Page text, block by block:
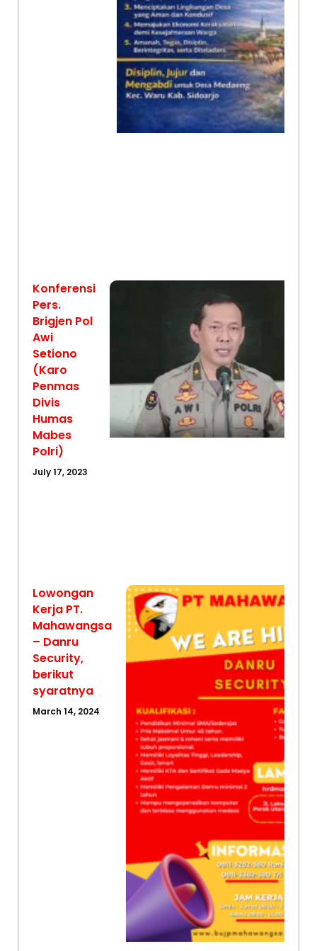
Konferensi
Pers.
Brigjen Pol
Awi
Setiono
(Karo
Penmas
Divis
Humas
Mabes
Polri)
July 17, 2023
Lowongan
Kerja PT.
Mahawangsa
– Danru
Security,
berikut
syaratnya
March 14, 2024